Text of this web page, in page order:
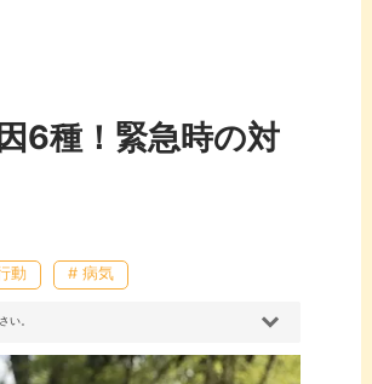
6種！緊急時の対
動 # 病気
い。